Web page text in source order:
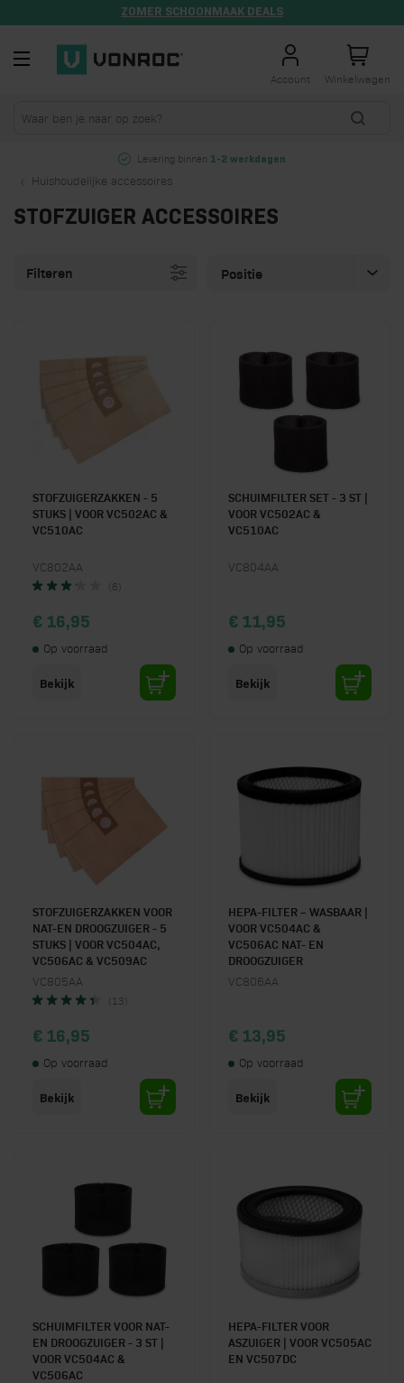
ZOMER SCHOONMAAK DEALS
Account Winkelwagen
Levering binnen 1-2 werkdagen
Huishoudelijke accessoires
STOFZUIGER ACCESSOIRES
Filteren
STOFZUIGERZAKKEN - 5
STUKS | VOOR VC502AC &
VC510AC
VC802AA
(6)
€ 16,95
Op voorraad
Bekijk
SCHUIMFILTER SET - 3 ST |
VOOR VC502AC &
VC510AC
VC804AA
€ 11,95
Op voorraad
Bekijk
STOFZUIGERZAKKEN VOOR
NAT-EN DROOGZUIGER - 5
STUKS | VOOR VC504AC,
VC506AC & VC509AC
VC805AA
(13)
€ 16,95
Op voorraad
Bekijk
HEPA-FILTER – WASBAAR |
VOOR VC504AC &
VC506AC NAT- EN
DROOGZUIGER
VC806AA
€ 13,95
Op voorraad
Bekijk
SCHUIMFILTER VOOR NAT-
EN DROOGZUIGER - 3 ST |
VOOR VC504AC &
VC506AC
HEPA-FILTER VOOR
ASZUIGER | VOOR VC505AC
EN VC507DC